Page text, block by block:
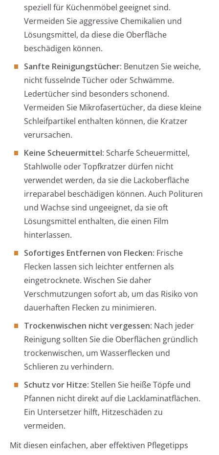
speziell für Küchenmöbel geeignet sind.
Vermeiden Sie aggressive Chemikalien und
Lösungsmittel, da diese die Oberfläche
beschädigen können.
Sanfte Reinigungstücher: Benutzen Sie weiche,
nicht fusselnde Tücher oder Schwämme.
Ledertücher sind besonders schonend.
Vermeiden Sie Mikrofasertücher, da diese kleine
Schleifpartikel enthalten können, die Kratzer
verursachen.
Keine Scheuermittel: Scharfe Scheuermittel,
Stahlwolle oder Topfkratzer dürfen nicht
verwendet werden, da sie die Lackoberfläche
irreparabel beschädigen können. Auch Polituren
und Wachse sind ungeeignet, da sie oft
Lösungsmittel enthalten, die einen Film
hinterlassen.
Sofortiges Entfernen von Flecken: Frische
Flecken lassen sich leichter entfernen als
eingetrocknete. Wischen Sie daher
Verschmutzungen sofort ab, um das Risiko von
dauerhaften Flecken zu minimieren.
Trockenwischen nicht vergessen: Nach jeder
Reinigung sollten Sie die Oberflächen gründlich
trockenwischen, um Wasserflecken und
Schlieren zu verhindern.
Schutz vor Hitze: Stellen Sie heiße Töpfe und
Pfannen nicht direkt auf die Lacklaminatflächen.
Ein Untersetzer hilft, Hitzeschäden zu
vermeiden.
Mit diesen einfachen, aber effektiven Pflegetipps